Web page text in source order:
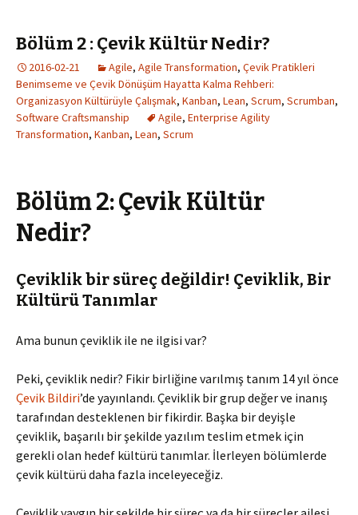
Bölüm 2 : Çevik Kültür Nedir?
2016-02-21 Agile, Agile Transformation, Çevik Pratikleri
Benimseme ve Çevik Dönüşüm Hayatta Kalma Rehberi:
Organizasyon Kültürüyle Çalışmak, Kanban, Lean, Scrum, Scrumban,
Software Craftsmanship
Agile, Enterprise Agility
Transformation, Kanban, Lean, Scrum
Bölüm 2: Çevik Kültür
Nedir?
Çeviklik bir süreç değildir! Çeviklik, Bir
Kültürü Tanımlar
Ama bunun çeviklik ile ne ilgisi var?
Peki, çeviklik nedir? Fikir birliğine varılmış tanım 14 yıl önce
Çevik Bildiri’de yayınlandı. Çeviklik bir grup değer ve inanış
tarafından desteklenen bir fikirdir. Başka bir deyişle
çeviklik, başarılı bir şekilde yazılım teslim etmek için
gerekli olan hedef kültürü tanımlar. İlerleyen bölümlerde
çevik kültürü daha fazla inceleyeceğiz.